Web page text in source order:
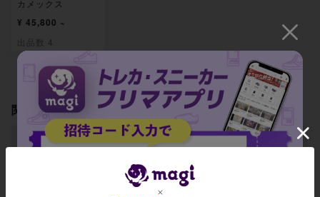
カメックス
¥ 45,800 ~
出品数 4
関連製品